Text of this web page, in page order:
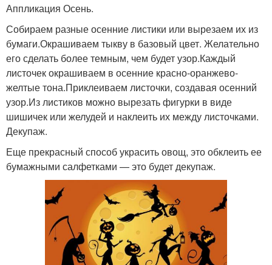
Аппликация Осень.
Собираем разные осенние листики или вырезаем их из
бумаги.Окрашиваем тыкву в базовый цвет. Желательно
его сделать более темным, чем будет узор.Каждый
листочек окрашиваем в осенние красно-оранжево-
желтые тона.Приклеиваем листочки, создавая осенний
узор.Из листиков можно вырезать фигурки в виде
шишичек или желудей и наклеить их между листочками.
Декупаж.
Еще прекрасный способ украсить овощ, это обклеить ее
бумажными салфетками — это будет декупаж.